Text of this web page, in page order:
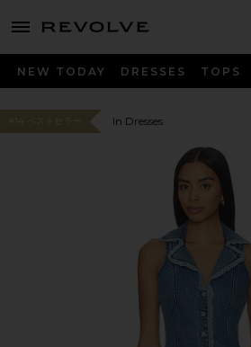
menu - shows more content
NEW TODAY DRESSES TOPS
#14 ベストセラー In Dresses